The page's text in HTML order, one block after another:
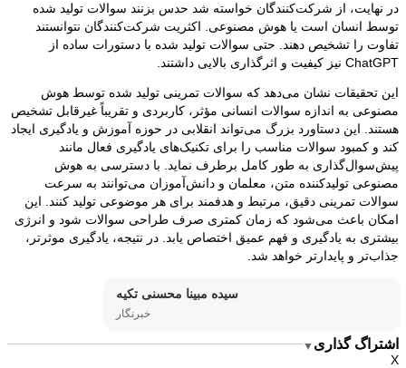
در نهایت، از شرکت‌کنندگان خواسته شد حدس بزنند سوالات تولید شده
توسط انسان است یا هوش مصنوعی. اکثریت شرکت‌کنندگان نتوانستند
تفاوت را تشخیص دهند. حتی سوالات تولید شده با دستورات ساده از
ChatGPT نیز کیفیت و اثرگذاری بالایی داشتند.
این تحقیقات نشان می‌دهد که سوالات تمرینی تولید شده توسط هوش
مصنوعی به اندازه سوالات انسانی مؤثر، کاربردی و تقریباً غیرقابل تشخیص
هستند. این دستاورد بزرگ می‌تواند انقلابی در حوزه آموزش و یادگیری ایجاد
کند و کمبود سوالات مناسب را برای تکنیک‌های یادگیری فعال مانند
پیش‌سوال‌گذاری به طور کامل برطرف نماید. با دسترسی به هوش
مصنوعی تولیدکننده متن، معلمان و دانش‌آموزان می‌توانند به سرعت
سوالات تمرینی دقیق، مرتبط و هدفمند برای هر موضوعی تولید کنند. این
امکان باعث می‌شود که زمان کمتری صرف طراحی سوالات شود و انرژی
بیشتری به یادگیری و فهم عمیق اختصاص یابد. در نتیجه، یادگیری موثرتر،
جذاب‌تر و پایدارتر خواهد شد.
سیده مبینا محسنی تکیه
خبرنگار
اشتراگ گذاری ▼
X